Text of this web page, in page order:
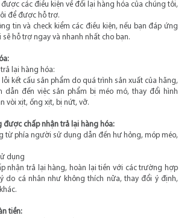
các điều kiện về đổi lại hàng hóa của chúng tôi,
để được hỗ trợ.
tin và check kiểm các điều kiện, nếu bạn đáp ứng
hỗ trợ ngay và nhanh nhất cho bạn.
lại hàng hóa:
kết cấu sản phẩm do quá trình sản xuất của hãng,
dẫn đến việc sản phẩm bị méo mó, thay đổi hình
vòi xịt, ống xịt, bị nứt, vỡ.
được chấp nhận trả lại hàng hóa:
từ phía người sử dụng dẫn đến hư hỏng, móp méo,
dụng
nhận trả lại hàng, hoàn lại tiền với các trường hợp
do cá nhân như không thích nữa, thay đổi ý định,
tiền: